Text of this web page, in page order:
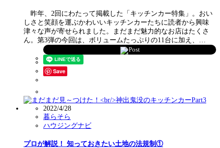
昨年、2回にわたって掲載した「キッチンカー特集」。おい
しさと笑顔を運ぶかわいいキッチンカーたちに読者から興味
津々な声が寄せられました。まだまだ魅力的なお店はたくさ
ん。第3弾の今回は、ボリュームたっぷりの11台に加え、…
Post
Save
2022/4/28
暮らそら
ハウジングナビ
プロが解説！ 知っておきたい土地の法規制①